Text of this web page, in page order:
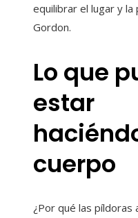
equilibrar el lugar y la
Gordon.
Lo que
estar
cuerpo
¿Por qué las píldoras